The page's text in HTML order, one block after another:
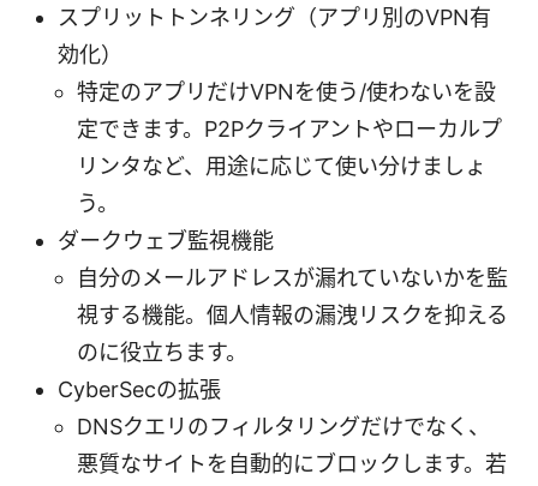
スプリットトンネリング（アプリ別のVPN有
効化）
特定のアプリだけVPNを使う/使わないを設
定できます。P2Pクライアントやローカルプ
リンタなど、用途に応じて使い分けましょ
う。
ダークウェブ監視機能
自分のメールアドレスが漏れていないかを監
視する機能。個人情報の漏洩リスクを抑える
のに役立ちます。
CyberSecの拡張
DNSクエリのフィルタリングだけでなく、
悪質なサイトを自動的にブロックします。若